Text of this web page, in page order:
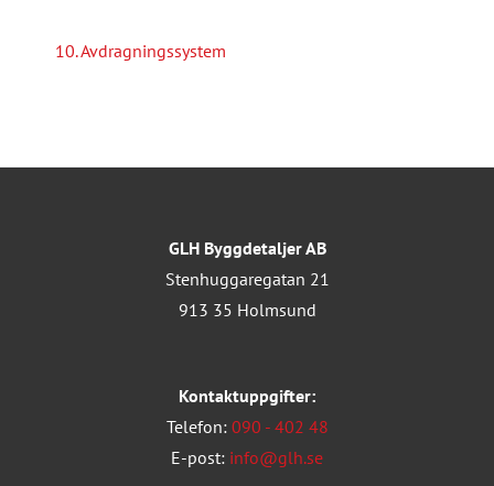
10. Avdragningssystem
GLH Byggdetaljer AB
Stenhuggaregatan 21
913 35 Holmsund
Kontaktuppgifter:
Telefon: 090 - 402 48
E-post: info@glh.se